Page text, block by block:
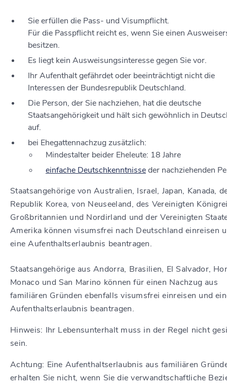
Sie erfüllen die Pass- und Visumpflicht.
Für die Passpflicht reicht es, wenn Sie einen
besitzen.
Es liegt kein Ausweisungsinteresse gegen Sie vor.
Ihr Aufenthalt gefährdet oder beeinträchtigt nicht die
Interessen der Bundesrepublik Deutschland.
Die Person, der Sie nachziehen, hat die deutsche
Staatsangehörigkeit und hält sich gewöhnlich in
auf.
bei Ehegattennachzug zusätzlich:
Mindestalter beider Eheleute: 18 Jahre
einfache Deutschkenntnisseder nachziehenden
Staatsangehörige von Australien, Israel, Japan, Kanada,
Republik Korea, von Neuseeland, des Vereinigten
Großbritannien und Nordirland und der Vereinigten
Amerika können visumsfrei nach Deutschland einreisen
eine Aufenthaltserlaubnis beantragen.
Staatsangehörige aus Andorra, Brasilien, El Salvador,
Monaco und San Marino können für einen Nachzug aus
familiären Gründen ebenfalls visumsfrei einreisen und
Aufenthaltserlaubnis beantragen.
Hinweis: Ihr Lebensunterhalt muss in der Regel nicht
sein.
Achtung: Eine Aufenthaltserlaubnis aus familiären
erhalten Sie nicht, wenn Sie die verwandtschaftliche